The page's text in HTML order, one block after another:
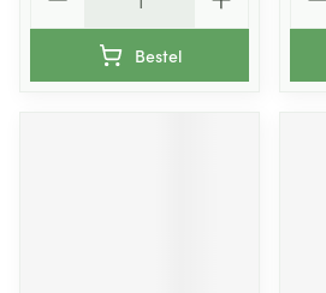
Bestel